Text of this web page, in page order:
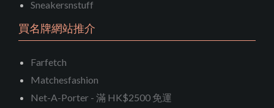
Sneakersnstuff
買名牌網站推介
Farfetch
Matchesfashion
Net-A-Porter - 滿 HK$2500 免運